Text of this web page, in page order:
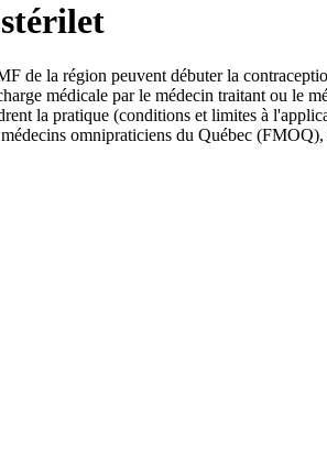
de la région peuvent débuter la
médicale par le médecin traitant ou le
la pratique (conditions et limites à
omnipraticiens du Québec